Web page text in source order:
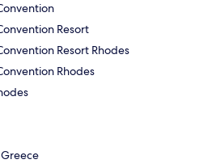
Resort
Resort Rhodes
Rhodes
Greece